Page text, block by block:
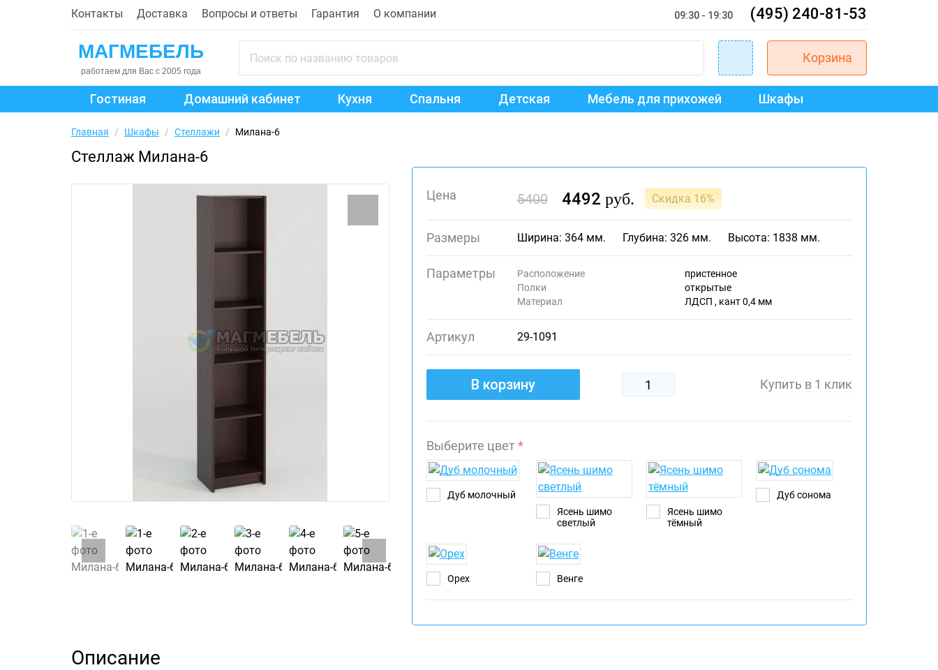
Контакты Доставка Вопросы и ответы Гарантия О компании 09:30 - 19:30 (495) 240-81-53
Корзина
Гостиная Домашний кабинет Кухня Спальня Детская Мебель для прихожей Шкафы
Главная / Шкафы / Стеллажи / Милана-6
Стеллаж Милана-6
Цена 5400 4492 руб. Скидка 16%
Размеры Ширина: 364 мм. Глубина: 326 мм. Высота: 1838 мм.
Параметры Расположение
пристенное
Полки
открытые
Материал
ЛДСП , кант 0,4 мм
Артикул 29-1091
В корзину Купить в 1 клик
Выберите цвет*
Дуб молочный
Ясень шимо
светлый
Ясень шимо
тёмный
Дуб сонома
Орех Венге
Описание